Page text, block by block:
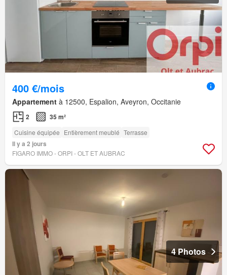
400 €/mois
Appartement à 12500, Espalion, Aveyron, Occitanie
2 35 m²
Cuisine équipée Entièrement meublé Terrasse
Il y a 2 jours
FIGARO IMMO - ORPI - OLT ET AUBRAC
4 Photos